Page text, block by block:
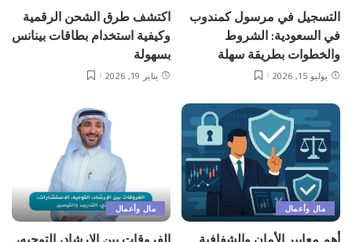
التسجيل في مرسول كمندوب
في السعودية: الشروط
والخطوات بطريقة سهلة
يوليو 15, 2026
اكتشف طرق الشحن الرقمية
وكيفية استخدام بطاقات بينانس
بسهولة
يناير 19, 2026
مال وأعمال مال وأعمال